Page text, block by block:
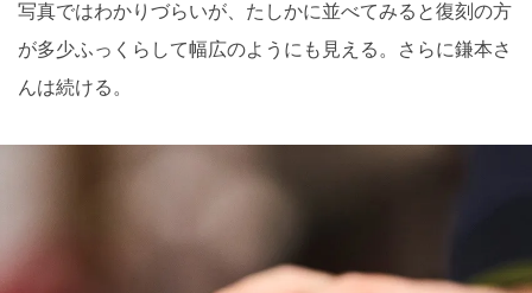
写真ではわかりづらいが、たしかに並べてみると復刻の方
が多少ふっくらして幅広のようにも見える。さらに鎌本さ
んは続ける。